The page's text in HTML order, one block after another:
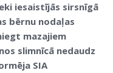
iesaistījās sirsnīgā
bērnu nodaļas
mazajiem
slimnīcā nedaudz
SIA